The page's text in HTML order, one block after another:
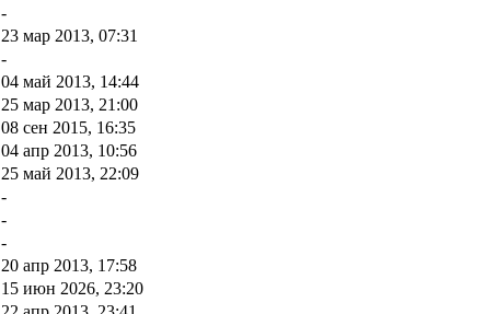
-
23 мар 2013, 07:31
-
04 май 2013, 14:44
25 мар 2013, 21:00
08 сен 2015, 16:35
04 апр 2013, 10:56
25 май 2013, 22:09
-
-
-
20 апр 2013, 17:58
15 июн 2026, 23:20